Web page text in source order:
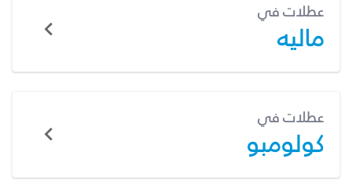
عطلات في
ماليه
عطلات في
كولومبو